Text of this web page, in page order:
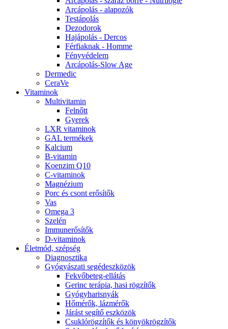
Arcápolás - alapozók
Testápolás
Dezodorok
Hajápolás - Dercos
Férfiaknak - Homme
Fényvédelem
Arcápolás-Slow Age
Dermedic
CeraVe
Vitaminok
Multivitamin
Felnőtt
Gyerek
LXR vitaminok
GAL termékek
Kalcium
B-vitamin
Koenzim Q10
C-vitaminok
Magnézium
Porc és csont erősítők
Vas
Omega 3
Szelén
Immunerősítők
D-vitaminok
Életmód, szépség
Diagnosztika
Gyógyászati segédeszközök
Fekvőbeteg-ellátás
Gerinc terápia, hasi rögzítők
Gyógyharisnyák
Hőmérők, lázmérők
Járást segítő eszközök
Csuklórögzítők és könyökrögzítők